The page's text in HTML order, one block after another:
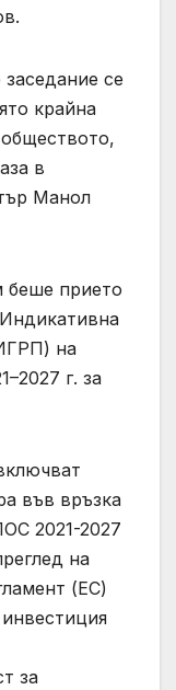
се
крайна
в
Манол
беше прието
на
г. за
във връзка
2021-2027
на
(ЕС)
за